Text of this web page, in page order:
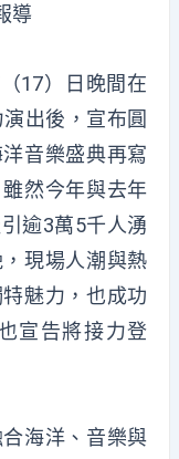
導
17）日晚間在
出後，宣布圓
音樂盛典再寫
然今年與去年
逾3萬5千人湧
現場人潮與熱
魅力，也成功
宣告將接力登
海洋、音樂與